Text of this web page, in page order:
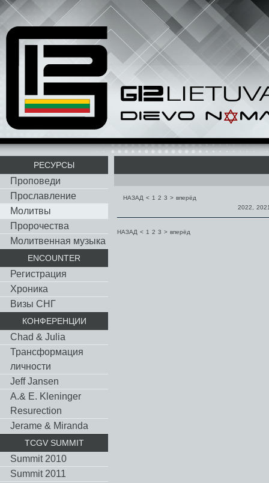
РЕСУРСЫ
Проповеди
Прославление
Молитвы
Пророчества
Молитвенная музыка
ENCOUNTER
Регистрация
Хроника
Визы СНГ
КОНФЕРЕНЦИИ
Chad & Julia
Трансформация
личности
Jeff Jansen
A.& E. Kleninger
Resurection
Jerame & Miranda
TCGV SUMMIT
Summit 2010
Summit 2011
НАЗАД < 1 2 3 > вперёд
2022
НАЗАД < 1 2 3 > вперёд